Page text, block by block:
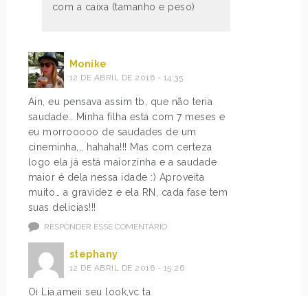
com a caixa (tamanho e peso)
Monike
12 DE ABRIL DE 2016 - 14:35
Ain, eu pensava assim tb, que não teria
saudade.. Minha filha está com 7 meses e
eu morrooooo de saudades de um
cineminha,,, hahaha!!! Mas com certeza
logo ela já está maiorzinha e a saudade
maior é dela nessa idade :) Aproveita
muito… a gravidez e ela RN, cada fase tem
suas delicias!!!
RESPONDER ESSE COMENTÁRIO
stephany
12 DE ABRIL DE 2016 - 15:26
Oi Lia,ameii seu look,vc ta